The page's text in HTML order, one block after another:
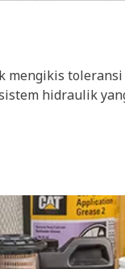
hidraulik